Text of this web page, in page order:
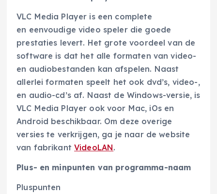
VLC Media Player is een complete
en eenvoudige video speler die goede
prestaties levert. Het grote voordeel van de
software is dat het alle formaten van video-
en audiobestanden kan afspelen. Naast
allerlei formaten speelt het ook dvd’s, video-,
en audio-cd’s af. Naast de Windows-versie, is
VLC Media Player ook voor Mac, iOs en
Android beschikbaar. Om deze overige
versies te verkrijgen, ga je naar de website
van fabrikantVideoLAN.
Plus- en minpunten van programma-naam
Pluspunten